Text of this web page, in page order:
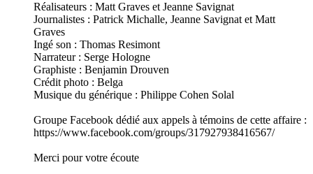
Réalisateurs : Matt Graves et Jeanne Savignat
Journalistes : Patrick Michalle, Jeanne Savignat et Matt
Graves
Ingé son : Thomas Resimont
Narrateur : Serge Hologne
Graphiste : Benjamin Drouven
Crédit photo : Belga
Musique du générique : Philippe Cohen Solal
Groupe Facebook dédié aux appels à témoins de cette affaire :
https://www.facebook.com/groups/317927938416567/
Merci pour votre écoute